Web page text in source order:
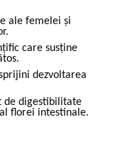
ale femelei și
care susține
dezvoltarea
de digestibilitate
florei intestinale.